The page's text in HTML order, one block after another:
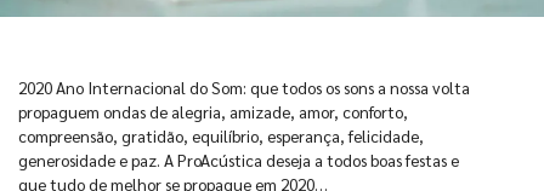
2020 Ano Internacional do Som: que todos os sons a nossa volta
propaguem ondas de alegria, amizade, amor, conforto,
compreensão, gratidão, equilíbrio, esperança, felicidade,
generosidade e paz. A ProAcústica deseja a todos boas festas e
que tudo de melhor se propague em 2020…